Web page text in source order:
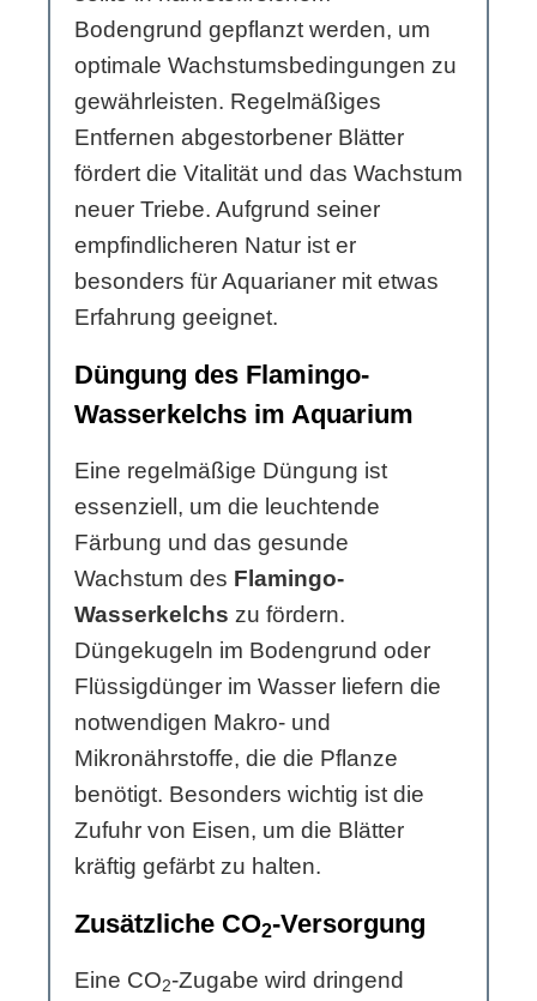
Bodengrund gepflanzt werden, um
optimale Wachstumsbedingungen zu
gewährleisten. Regelmäßiges
Entfernen abgestorbener Blätter
fördert die Vitalität und das Wachstum
neuer Triebe. Aufgrund seiner
empfindlicheren Natur ist er
besonders für Aquarianer mit etwas
Erfahrung geeignet.
Düngung des Flamingo-
Wasserkelchs im Aquarium
Eine regelmäßige Düngung ist
essenziell, um die leuchtende
Färbung und das gesunde
Wachstum des Flamingo-
Wasserkelchs zu fördern.
Düngekugeln im Bodengrund oder
Flüssigdünger im Wasser liefern die
notwendigen Makro- und
Mikronährstoffe, die die Pflanze
benötigt. Besonders wichtig ist die
Zufuhr von Eisen, um die Blätter
kräftig gefärbt zu halten.
Zusätzliche CO2-Versorgung
Eine CO2-Zugabe wird dringend